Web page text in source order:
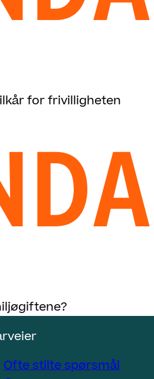
for frivilligheten
Ofte stilte spørsmål